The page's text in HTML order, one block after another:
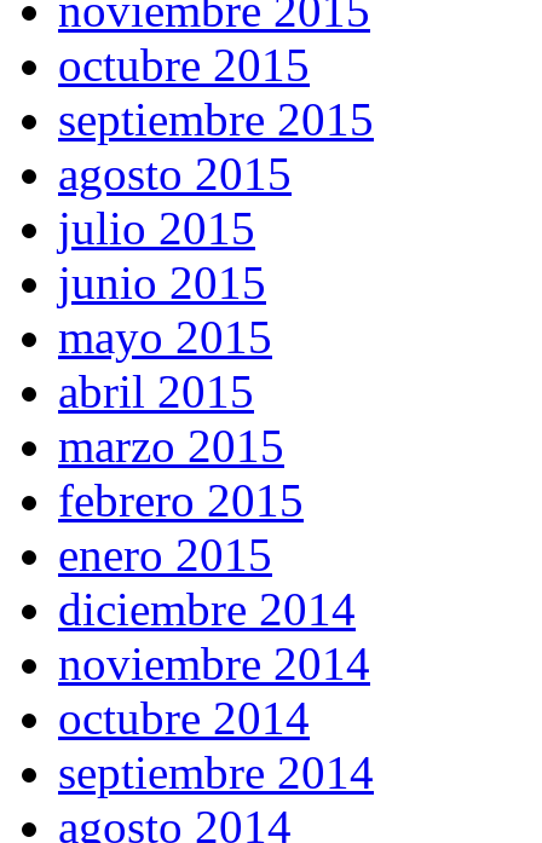
noviembre 2015
octubre 2015
septiembre 2015
agosto 2015
julio 2015
junio 2015
mayo 2015
abril 2015
marzo 2015
febrero 2015
enero 2015
diciembre 2014
noviembre 2014
octubre 2014
septiembre 2014
agosto 2014